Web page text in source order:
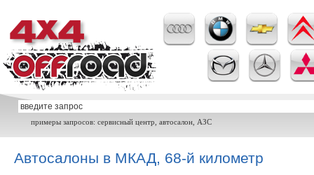
примеры запросов: сервисный центр, автосалон, АЗС
Автосалоны в МКАД, 68-й километр